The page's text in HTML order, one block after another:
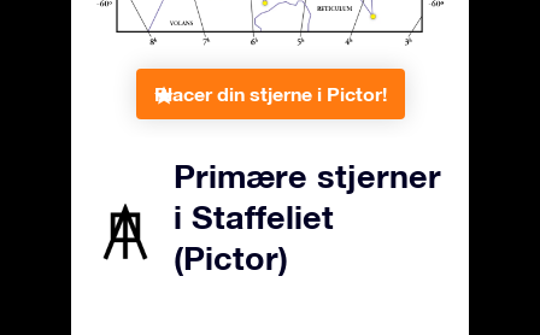
Placer din stjerne i Pictor!
Primære stjerner
i Staffeliet
(Pictor)